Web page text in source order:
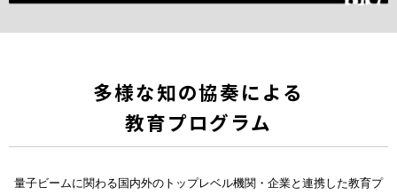
多様な知の協奏による
教育プログラム
量子ビームに関わる国内外のトップレベル機関・企業と連携した教育プ